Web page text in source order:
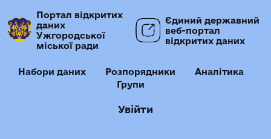
Портал відкритих
даних
Ужгородської
міської ради
Єдиний державний
веб-портал
відкритих даних
Набори даних Розпорядники
Аналітика
Групи
Увійти